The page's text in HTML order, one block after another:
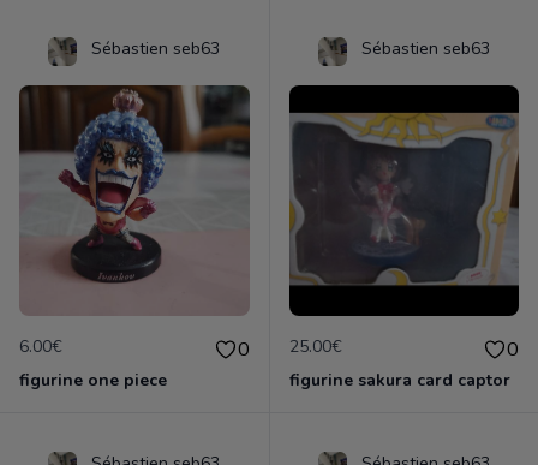
Sébastien seb63
6.00€ 0
figurine one piece
Sébastien seb63
25.00€ 0
figurine sakura card captor